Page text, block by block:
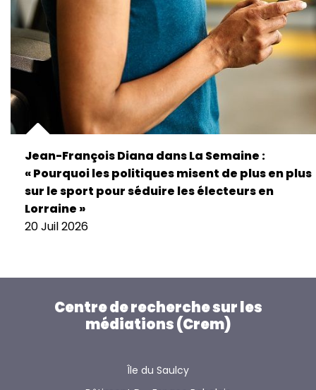
Jean-François Diana dans La Semaine :
« Pourquoi les politiques misent de plus en plus
sur le sport pour séduire les électeurs en
Lorraine »
20 Juil 2026
Centre de recherche sur les
médiations (Crem)
Île du Saulcy